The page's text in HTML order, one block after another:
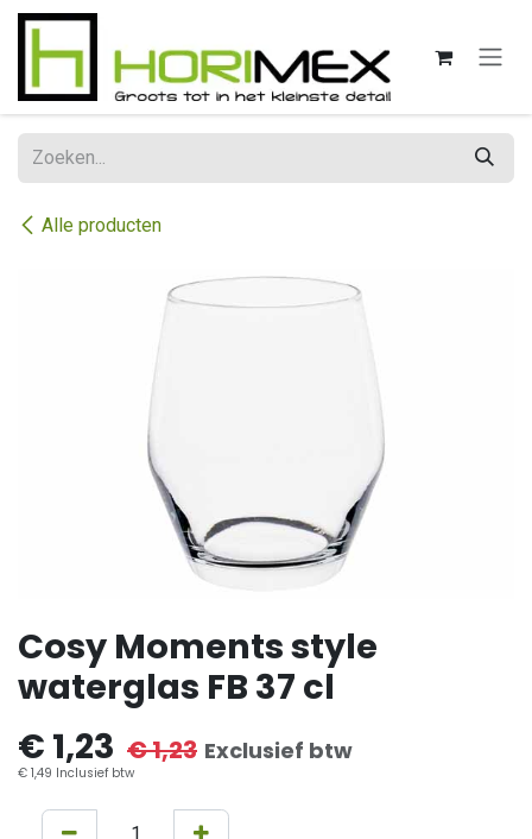
Overslaan naar inhoud
Alle producten
Cosy Moments style
waterglas FB 37 cl
€ 1,23 €1,23 Exclusief btw
€ 1,49 Inclusief btw